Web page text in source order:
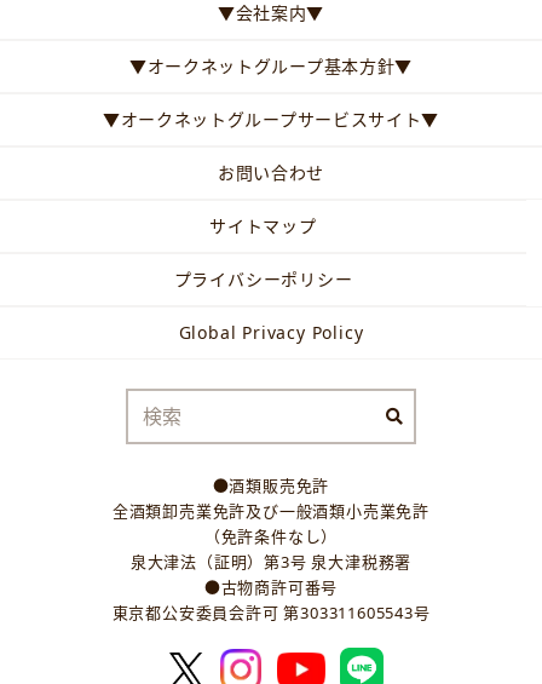
▼会社案内▼
▼オークネットグループ基本方針▼
▼オークネットグループサービスサイト▼
お問い合わせ
サイトマップ
プライバシーポリシー
Global Privacy Policy
●酒類販売免許
全酒類卸売業免許及び一般酒類小売業免許
（免許条件なし）
泉大津法（証明）第3号 泉大津税務署
●古物商許可番号
東京都公安委員会許可 第303311605543号